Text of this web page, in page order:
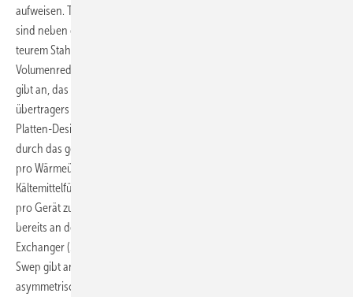
aufweisen. Triebkräfte für diese Entwicklung bei Wärmeübertragern
sind neben dem Leistungs- und Effizienzzuwachs die Einsparung von
teurem Stahl und damit auch eine Gewichtsersparnis mit
Volumenreduktion sowie geringere Kältemittelfüllmengen. Danfoss
gibt an, das Gewicht eines klassischen 60-kW-Plattenwärme­
übertragers mit „Fischgrätenmuster“ durch den Wechsel zum Mikro-
Platten-Design von 120 kg auf 60,3 kg reduzieren zu können. Allein
durch das geringere Gewicht spare der WP-Hersteller rund 65 Euro
pro Wärmeübertrager ein. Hinzu komme die geringere
Kältemittelfüllmenge, die mit einem Kostenvorteil von etwa 58 Euro
pro Gerät zu Buche schlagen soll. Wie es heißt, arbeitet Danfoss
bereits an der zweiten Generation sogenannter Micro Plate Heat
Exchanger (MPHE) mit einem ähnlich hohen Entwicklungssprung.
Swep gibt an, allein durch den Wechsel vom „Fischgrät-Design“ zum
asymmetrischen Matrix-Design den COP einer Wärmepumpe um 0,4